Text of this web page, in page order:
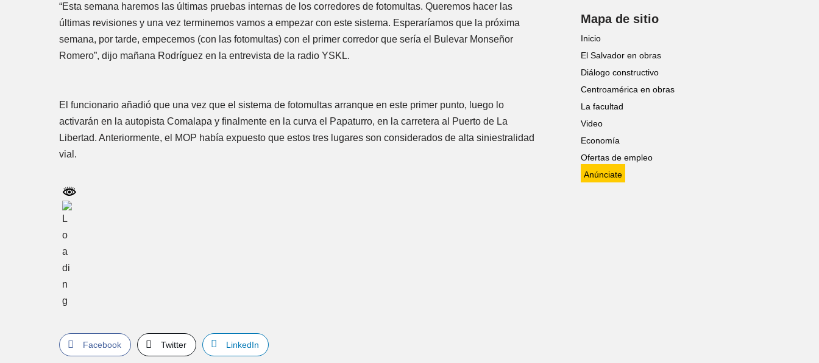
“Esta semana haremos las últimas pruebas internas de los corredores de fotomultas. Queremos hacer las
últimas revisiones y una vez terminemos vamos a empezar con este sistema. Esperaríamos que la próxima
semana, por tarde, empecemos (con las fotomultas) con el primer corredor que sería el Bulevar Monseñor
Romero”, dijo mañana Rodríguez en la entrevista de la radio YSKL.
El funcionario añadió que una vez que el sistema de fotomultas arranque en este primer punto, luego lo
activarán en la autopista Comalapa y finalmente en la curva el Papaturro, en la carretera al Puerto de La
Libertad. Anteriormente, el MOP había expuesto que estos tres lugares son considerados de alta siniestralidad
vial.
Facebook Twitter LinkedIn
Mapa de sitio
Inicio
El Salvador en obras
Diálogo constructivo
Centroamérica en obras
La facultad
Video
Economía
Ofertas de empleo
Anúnciate